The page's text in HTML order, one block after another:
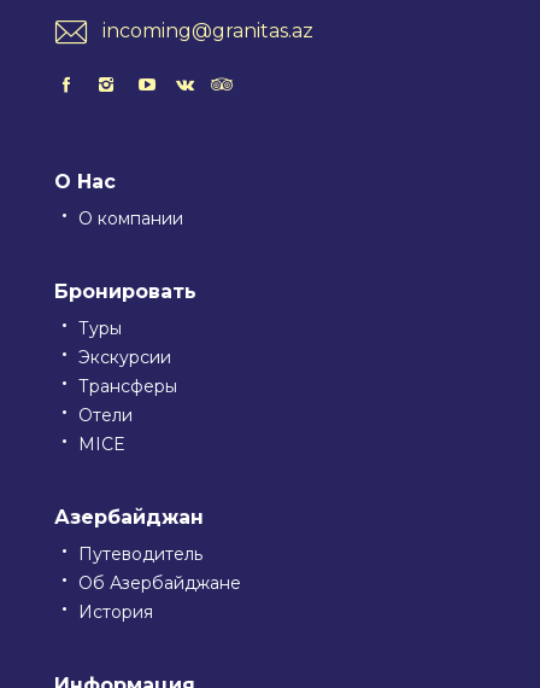
incoming@granitas.az
О Нас
О компании
Бронировать
Туры
Экскурсии
Трансферы
Отели
MICE
Азербайджан
Путеводитель
Об Азербайджане
История